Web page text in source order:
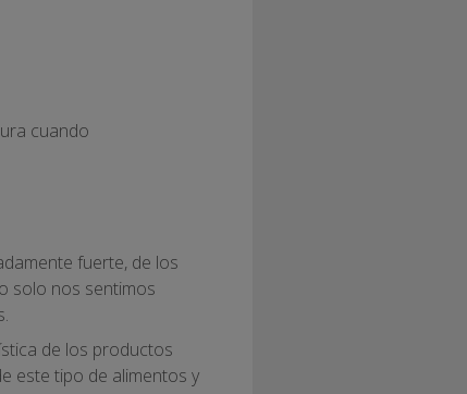
cuando
fuerte, de los
solo nos sentimos
de los productos
este tipo de alimentos y